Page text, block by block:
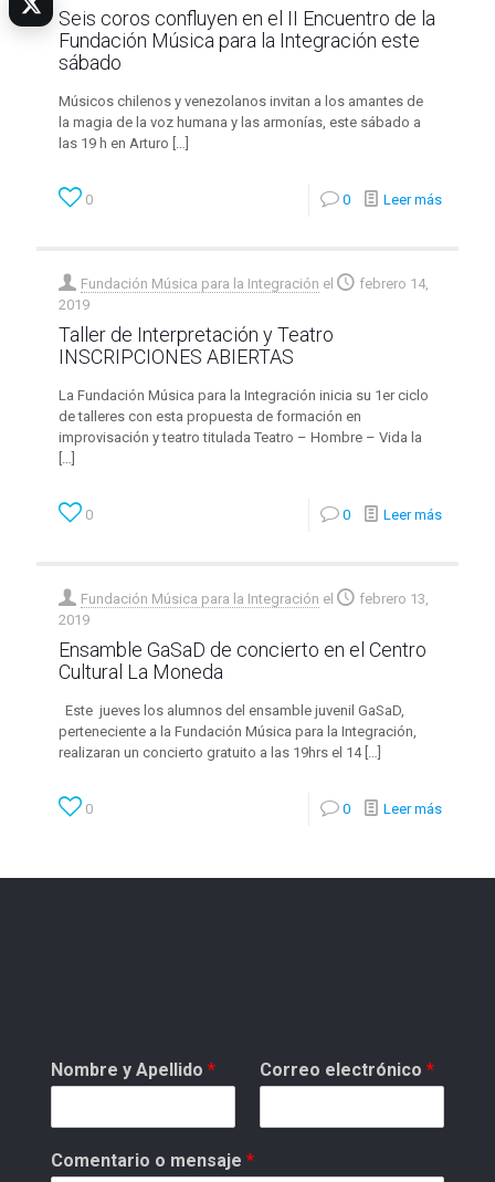
Seis coros confluyen en el II Encuentro de la
Fundación Música para la Integración este
sábado
Músicos chilenos y venezolanos invitan a los amantes de
la magia de la voz humana y las armonías, este sábado a
las 19 h en Arturo […]
0 0 Leer más
Fundación Música para la Integración el
febrero 14,
2019
Taller de Interpretación y Teatro
INSCRIPCIONES ABIERTAS
La Fundación Música para la Integración inicia su 1er ciclo
de talleres con esta propuesta de formación en
improvisación y teatro titulada Teatro – Hombre – Vida la
[…]
0 0 Leer más
Fundación Música para la Integración el
febrero 13,
2019
Ensamble GaSaD de concierto en el Centro
Cultural La Moneda
Este jueves los alumnos del ensamble juvenil GaSaD,
perteneciente a la Fundación Música para la Integración,
realizaran un concierto gratuito a las 19hrs el 14[…]
0 0 Leer más
Nombre y Apellido * Correo electrónico *
Comentario o mensaje *